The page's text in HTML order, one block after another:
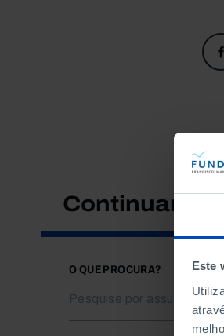
Este
Continuar a
O QUE PROCURA?